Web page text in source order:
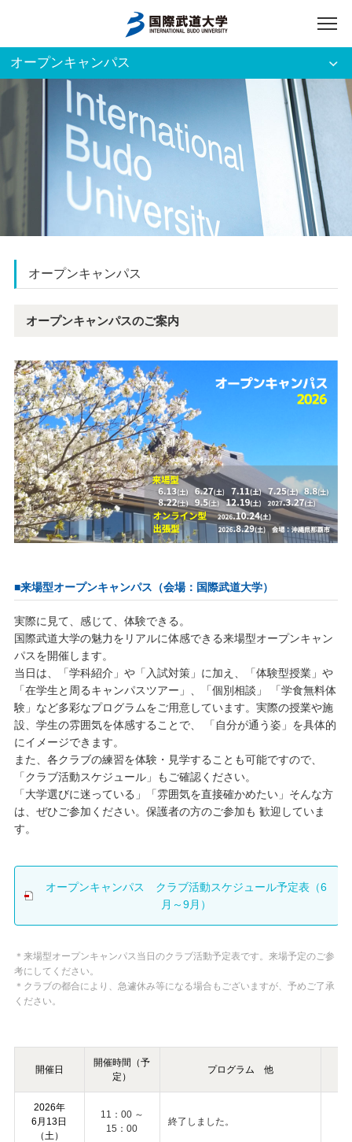
アクセス 入試資料請求
ご利用者別
ホーム
入試案内
キャンパスライフ
学友会クラブ活動
オープンキャンパス
オープンキャンパス
オープンキャンパスのご案内
■来場型オープンキャンパス（会場：国際武道大学）
実際に見て、感じて、体験できる。
国際武道大学の魅力をリアルに体感できる来場型オープンキャン
パスを開催します。
当日は、「学科紹介」や「入試対策」に加え、「体験型授業」や
「在学生と周るキャンパスツアー」、「個別相談」 「学食無料体
験」など多彩なプログラムをご用意しています。実際の授業や施
設、学生の雰囲気を体感することで、 「自分が通う姿」を具体的
にイメージできます。
また、各クラブの練習を体験・見学することも可能ですので、
「クラブ活動スケジュール」もご確認ください。
「大学選びに迷っている」「雰囲気を直接確かめたい」そんな方
は、ぜひご参加ください。保護者の方のご参加も 歓迎していま
す。
オープンキャンパス クラブ活動スケジュール予定表（6
月～9月）
＊来場型オープンキャンパス当日のクラブ活動予定表です。来場予定のご参
考にしてください。
＊クラブの都合により、急遽休み等になる場合もございますが、予めご了承
ください。
開催日
開催時間（予
定）
プログラム 他
2026年
6月13日
（土）
11：00 ～
15：00
終了しました。